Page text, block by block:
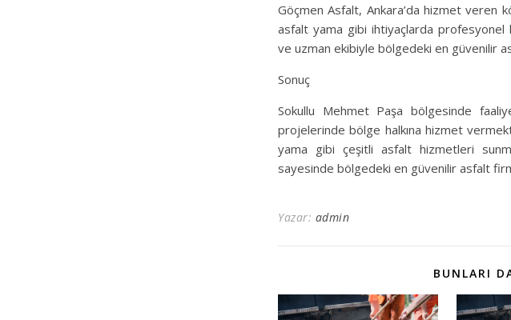
Göçmen Asfalt, Ankara’da hizmet veren
asfalt yama gibi ihtiyaçlarda
ve uzman ekibiyle bölgedeki en güvenilir
Sonuç
Sokullu Mehmet Paşa bölgesinde
projelerinde bölge halkına hizmet
yama gibi çeşitli asfalt hizmetleri
sayesinde bölgedeki en güvenilir asfalt
Yazar: admin
BUNLARI